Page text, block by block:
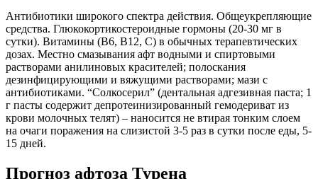
Антибиотики широкого спектра действия. Общеукрепляющие
средства. Глюкокортикостероидные гормоны (20-30 мг в
сутки). Витамины (В6, В12, С) в обычных терапевтических
дозах. Местно смазывания афт водными и спиртовыми
растворами анилиновых красителей; полоскания
дезинфицирующими и вяжущими растворами; мази с
антибиотиками. “Солкосерил” (дентальная адгезивная паста; 1
г пасты содержит депротеинизированный гемодериват из
крови молочных телят) – наносится не втирая тонким слоем
на очаги поражения на слизистой 3-5 раз в сутки после еды, 5-
15 дней.
Прогноз афтоза Турена